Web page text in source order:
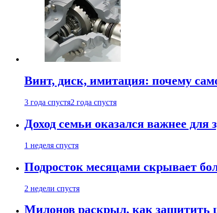
Винт, диск, имитация: почему
3 года спустя2 года спустя
Доход семьи оказался важнее для
1 неделя спустя
Подросток месяцами скрывает
2 недели спустя
Милонов раскрыл, как защитить